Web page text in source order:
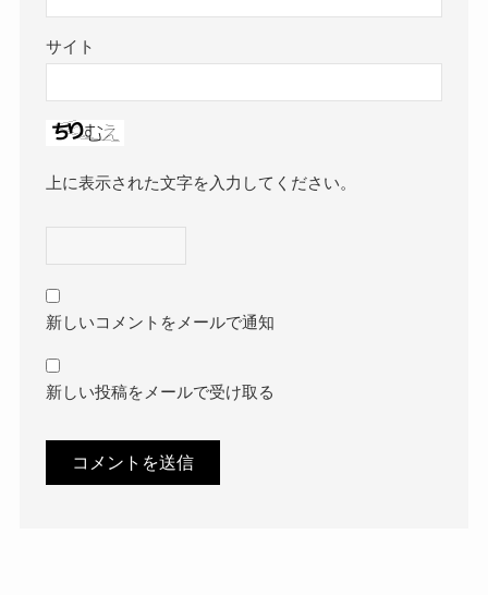
サイト
上に表示された文字を入力してください。
新しいコメントをメールで通知
新しい投稿をメールで受け取る